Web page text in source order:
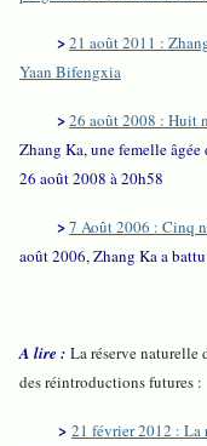
>21 août 2011 :
Yaan Bifengxia
>26 août 2008 : Huit
Zhang Ka, une femelle âgée
26 août 2008 à 20h58
>7 Août 2006 : Cinq
août 2006, Zhang Ka a
A lire : La réserve
des réintroductions futures :
> 21 février 2012 : La